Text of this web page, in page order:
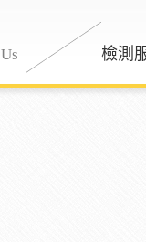
公司簡介 檢測